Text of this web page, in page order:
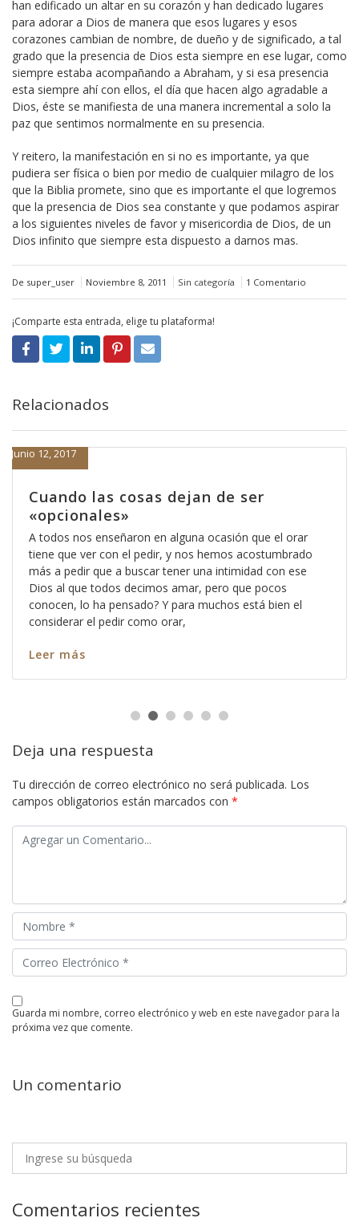
han edificado un altar en su corazón y han dedicado lugares
para adorar a Dios de manera que esos lugares y esos
corazones cambian de nombre, de dueño y de significado, a tal
grado que la presencia de Dios esta siempre en ese lugar, como
siempre estaba acompañando a Abraham, y si esa presencia
esta siempre ahí con ellos, el día que hacen algo agradable a
Dios, éste se manifiesta de una manera incremental a solo la
paz que sentimos normalmente en su presencia.
Y reitero, la manifestación en si no es importante, ya que
pudiera ser física o bien por medio de cualquier milagro de los
que la Biblia promete, sino que es importante el que logremos
que la presencia de Dios sea constante y que podamos aspirar
a los siguientes niveles de favor y misericordia de Dios, de un
Dios infinito que siempre esta dispuesto a darnos mas.
De super_user Noviembre 8, 2011 Sin categoría 1 Comentario
¡Comparte esta entrada, elige tu plataforma!
Relacionados
Cuando las cosas dejan de ser
«opcionales»
Junio 12, 2017
A todos nos enseñaron en alguna ocasión que el orar
tiene que ver con el pedir, y nos hemos acostumbrado
más a pedir que a buscar tener una intimidad con ese
Dios al que todos decimos amar, pero que pocos
conocen, lo ha pensado? Y para muchos está bien el
considerar el pedir como orar,
Leer más
Deja una respuesta
Tu dirección de correo electrónico no será publicada. Los
campos obligatorios están marcados con *
guarda mi nombre, correo electrónico y web en este navegador para la
próxima vez que comente.
Un comentario
Comentarios recientes